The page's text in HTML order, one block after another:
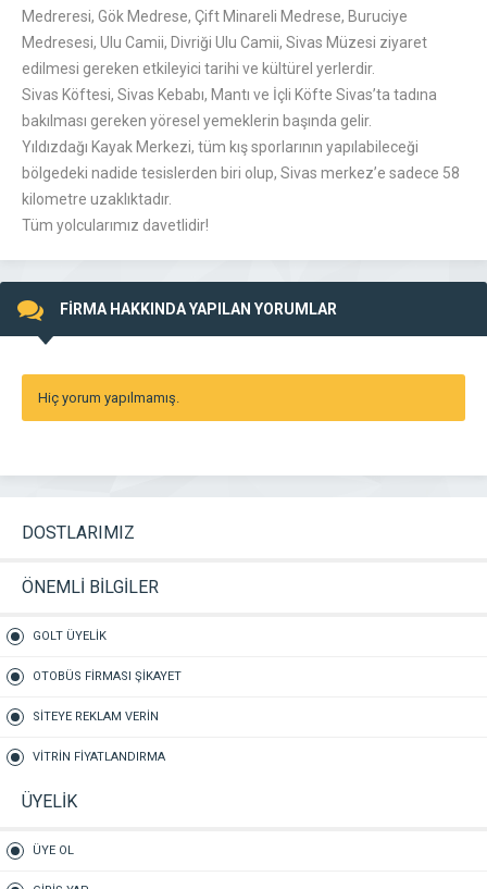
Medreresi, Gök Medrese, Çift Minareli Medrese, Buruciye
Medresesi, Ulu Camii, Divriği Ulu Camii, Sivas Müzesi ziyaret
edilmesi gereken etkileyici tarihi ve kültürel yerlerdir.
Sivas Köftesi, Sivas Kebabı, Mantı ve İçli Köfte Sivas’ta tadına
bakılması gereken yöresel yemeklerin başında gelir.
Yıldızdağı Kayak Merkezi, tüm kış sporlarının yapılabileceği
bölgedeki nadide tesislerden biri olup, Sivas merkez’e sadece 58
kilometre uzaklıktadır.
Tüm yolcularımız davetlidir!
FİRMA HAKKINDA YAPILAN YORUMLAR
Hiç yorum yapılmamış.
DOSTLARIMIZ
ÖNEMLİ BİLGİLER
GOLT ÜYELİK
OTOBÜS FİRMASI ŞİKAYET
SİTEYE REKLAM VERİN
VİTRİN FİYATLANDIRMA
ÜYELİK
ÜYE OL